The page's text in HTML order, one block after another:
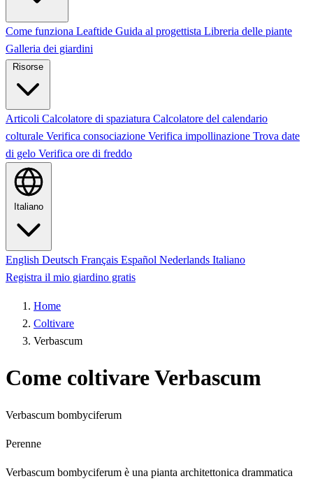
Come funziona Leaftide Guida al progettista Libreria delle piante
Galleria dei giardini
Risorse
Articoli Calcolatore di spaziatura Calcolatore del calendario
colturale Verifica consociazione Verifica impollinazione Trova date
di gelo Verifica ore di freddo
Italiano
English Deutsch Français Español Nederlands Italiano
Registra il mio giardino gratis
Home
Coltivare
Verbascum
Come coltivare Verbascum
Verbascum bombyciferum
Perenne
Verbascum bombyciferum è una pianta architettonica drammatica